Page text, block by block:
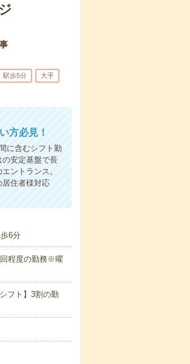
駅歩5分 大手
方必見！
に含むシフト勤
安定基盤で長
ントランス。
住者様対応
6分
程度の勤務※曜
フト】3割の勤